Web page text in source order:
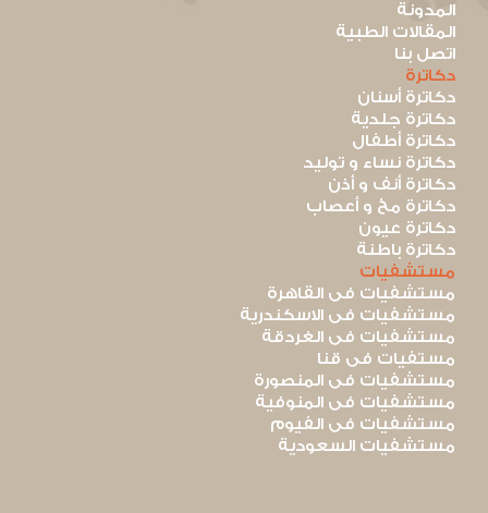
المدونة
المقالات الطبية
اتصل بنا
دكاترة
دكاترة أسنان
دكاترة جلدية
دكاترة أطفال
دكاترة نساء و توليد
دكاترة أنف و أذن
دكاترة مخ و أعصاب
دكاترة عيون
دكاترة باطنة
مستشفيات
مستشفيات فى القاهرة
مستشفيات فى الاسكندرية
مستشفيات فى الغردقة
مستفيات فى قنا
مستشفيات فى المنصورة
مستشفيات فى المنوفية
مستشفيات فى الفيوم
مستشفيات السعودية